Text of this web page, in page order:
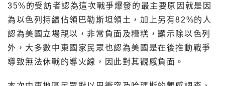
35%的受訪者認為這次戰爭爆發的最主要原因就是因
為以色列持續佔領巴勒斯坦領土，加上另有82%的人
認為美國立場親以，非常負面及糟糕，顯示除以色列
外，大多數中東國家民眾也認為美國是在後推動戰爭
導致無法休戰的導火線，因此對其觀感負面。